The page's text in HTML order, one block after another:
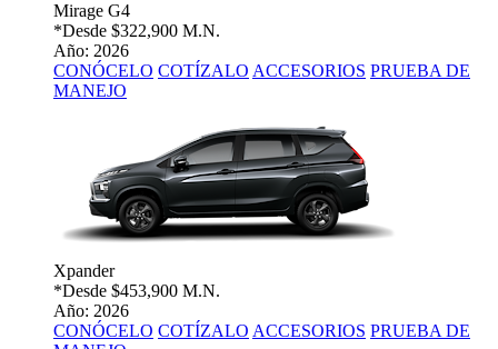
Mirage G4
*Desde $322,900 M.N.
Año: 2026
CONÓCELO COTÍZALO ACCESORIOS PRUEBA DE
MANEJO
Xpander
*Desde $453,900 M.N.
Año: 2026
CONÓCELO COTÍZALO ACCESORIOS PRUEBA DE